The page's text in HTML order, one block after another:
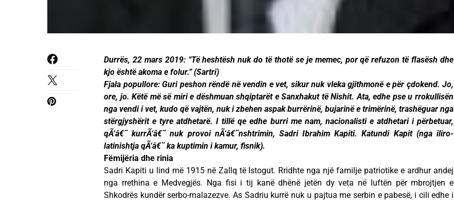
Durrës, 22 mars 2019: “Të heshtësh nuk do të thotë se je memec, por që refuzon të flasësh dhe
kjo është akoma e folur.” (Sartri)
Fjala popullore: Guri peshon rëndë në vendin e vet, sikur nuk vleka gjithmonë e për çdokend. Jo,
ore, jo. Këtë më së miri e dëshmuan shqiptarët e Sanxhakut të Nishit. Ata, edhe pse u rrokullisën
nga vendi i vet, kudo që vajtën, nuk i zbehen aspak burrërinë, bujarinë e trimërinë, trashëguar nga
stërgjyshërit e tyre atdhetarë. I tillë qe edhe burri me nam, nacionalisti e atdhetari i përbetuar,
qÃ‘â€˜ kurrÃ‘â€˜ nuk provoi nÃ‘â€˜nshtrimin, Sadri Ibrahim Kapiti. Katundi Kapit (nga iliro-
latinishtja qÃ‘â€˜ ka kuptimin i kamur, fisnik).
Fëmijëria dhe rinia
Sadri Kapiti u lind më 1915 në Zallq të Istogut. Rridhte nga një familje patriotike e ardhur andej
nga rrethina e Medvegjës. Nga fisi i tij kanë dhënë jetën dy veta në luftën për mbrojtjen e
Shkodrës kundër serbo-malazezve. As Sadriu kurrë nuk u pajtua me serbin e pabesë, i cili edhe i